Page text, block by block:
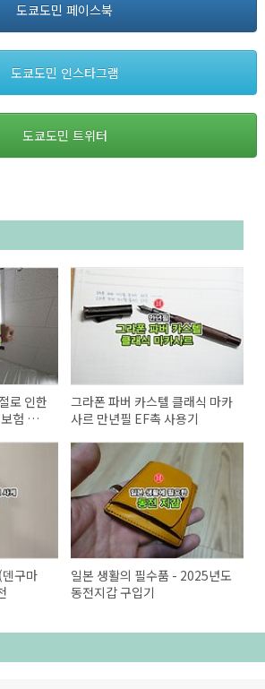
도쿄도민 페이스북
도쿄도민 인스타그램
도쿄도민 트위터
로 인한
험 청
그라폰 파버 카스텔 클래식 마카
사르 만년필 EF촉 사용기
구마
일본 생활의 필수품 - 2025년도
동전지갑 구입기